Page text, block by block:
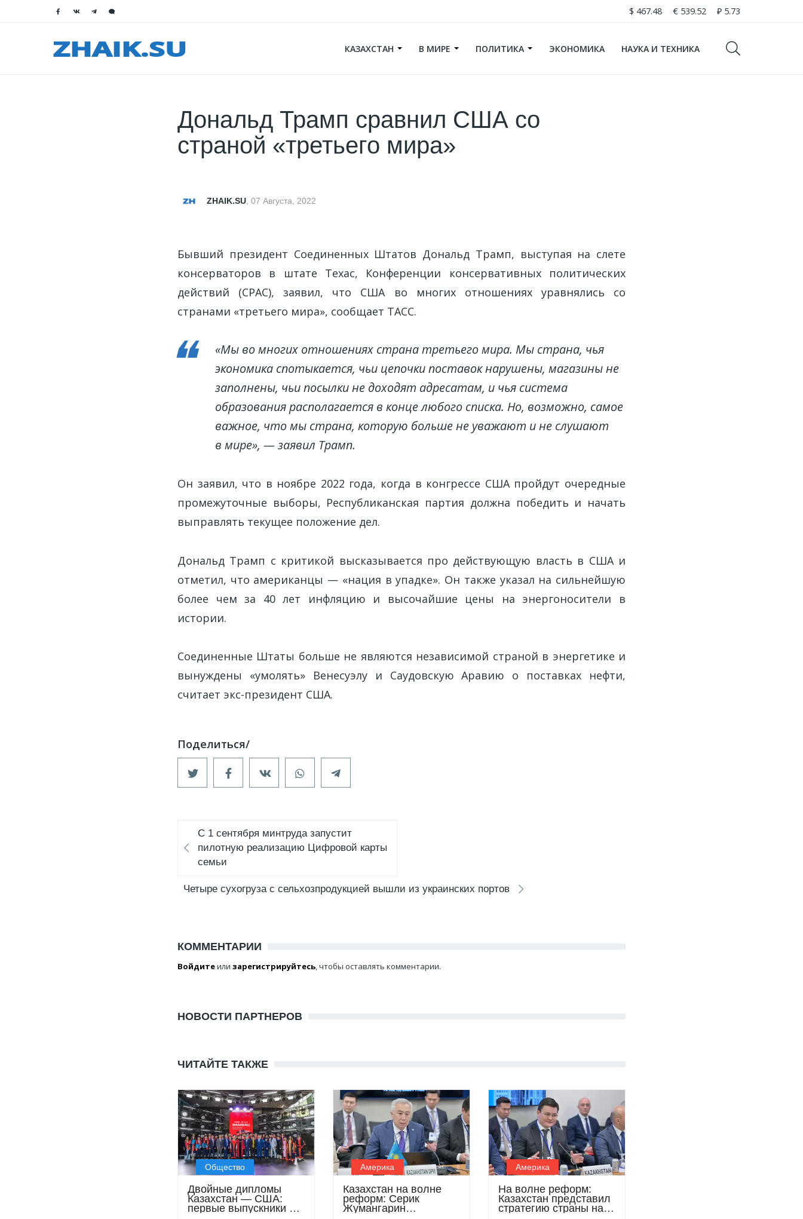
$ 467.48 € 539.52 ₽ 5.73
КАЗАХСТАН В МИРЕ ПОЛИТИКА ЭКОНОМИКА НАУКА И ТЕХНИКА
Дональд Трамп сравнил США со
страной «третьего мира»
ZHAIK.SU, 07 Августа, 2022
Бывший президент Соединенных Штатов Дональд Трамп, выступая на слете
консерваторов в штате Техас, Конференции консервативных политических
действий (CPAC), заявил, что США во многих отношениях уравнялись со
странами «третьего мира», сообщает ТАСС.
«Мы во многих отношениях страна третьего мира. Мы страна, чья
экономика спотыкается, чьи цепочки поставок нарушены, магазины не
заполнены, чьи посылки не доходят адресатам, и чья система
образования располагается в конце любого списка. Но, возможно, самое
важное, что мы страна, которую больше не уважают и не слушают
в мире», — заявил Трамп.
Он заявил, что в ноябре 2022 года, когда в конгрессе США пройдут очередные
промежуточные выборы, Республиканская партия должна победить и начать
выправлять текущее положение дел.
Дональд Трамп с критикой высказывается про действующую власть в США и
отметил, что американцы — «нация в упадке». Он также указал на сильнейшую
более чем за 40 лет инфляцию и высочайшие цены на энергоносители в
истории.
Соединенные Штаты больше не являются независимой страной в энергетике и
вынуждены «умолять» Венесуэлу и Саудовскую Аравию о поставках нефти,
считает экс-президент США.
С 1 сентября минтруда запустит
пилотную реализацию Цифровой карты
семьи
Четыре сухогруза с сельхозпродукцией вышли из украинских портов
КОММЕНТАРИИ
Войдитеили зарегистрируйтесь, чтобы оставлять комментарии.
НОВОСТИ ПАРТНЕРОВ
ЧИТАЙТЕ ТАКЖЕ
Общество
Двойные дипломы
Казахстан — США:
первые выпускники в
Америка
Казахстан на волне
реформ: Серик
Жумангарин
Америка
На волне реформ:
Казахстан представил
стратегию страны на